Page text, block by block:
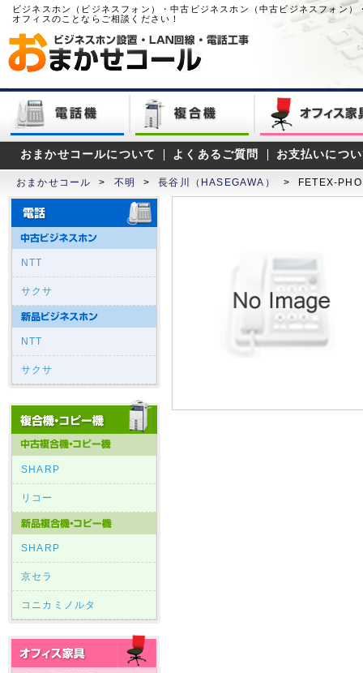
ビジネスホン（ビジネスフォン）・中古ビジネスホン（中古ビジネスフォン
オフィスのことならご相談ください！
おまかせコールについて よくあるご質問 お支払いにつ
おまかせコール > 不明 > 長谷川（HASEGAWA） > FETEX-
NTT
サクサ
NTT
サクサ
SHARP
リコー
SHARP
京セラ
コニカミノルタ